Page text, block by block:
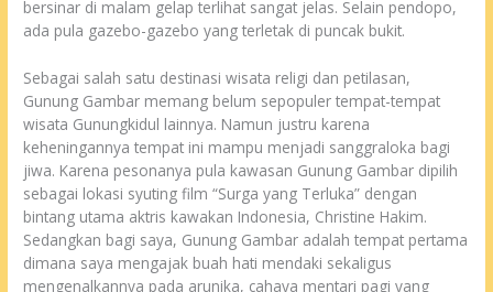
bersinar di malam gelap terlihat sangat jelas. Selain pendopo,
ada pula gazebo-gazebo yang terletak di puncak bukit.
Sebagai salah satu destinasi wisata religi dan petilasan,
Gunung Gambar memang belum sepopuler tempat-tempat
wisata Gunungkidul lainnya. Namun justru karena
keheningannya tempat ini mampu menjadi sanggraloka bagi
jiwa. Karena pesonanya pula kawasan Gunung Gambar dipilih
sebagai lokasi syuting film “Surga yang Terluka” dengan
bintang utama aktris kawakan Indonesia, Christine Hakim.
Sedangkan bagi saya, Gunung Gambar adalah tempat pertama
dimana saya mengajak buah hati mendaki sekaligus
mengenalkannya pada arunika, cahaya mentari pagi yang